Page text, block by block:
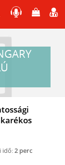
idő:2 perc